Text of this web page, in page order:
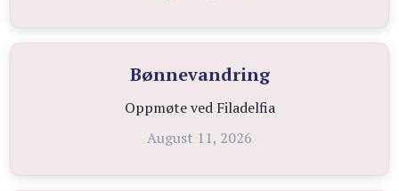
Bønnevandring
Oppmøte ved Filadelfia
August 11, 2026